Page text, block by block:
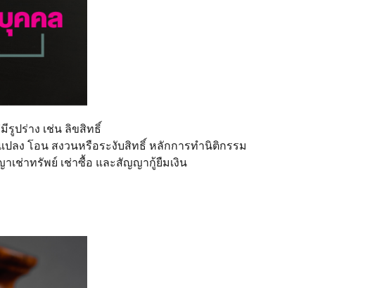
รูปร่าง เช่น ลิขสิทธิ์
ลง โอน สงวนหรือระงับสิทธิ์ หลักการทำนิติกรรม
ช่าทรัพย์ เช่าซื้อ และสัญญากู้ยืมเงิน